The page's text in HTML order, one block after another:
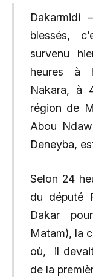
blessés,
survenu
heures à
Nakara, à
région de
Abou
Deneyba,
Selon 24
du député
Dakar
Matam), la
où, il
de la